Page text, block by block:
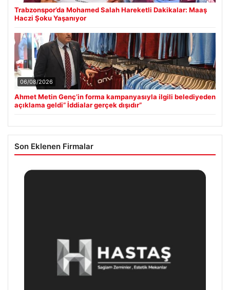
Trabzonspor’da Mohamed Salah Hareketli Dakikalar: Maaş
Haczi Şoku Yaşanıyor
06/08/2026
Ahmet Metin Genç’in forma kampanyasıyla ilgili belediyeden
açıklama geldi” İddialar gerçek dışıdır”
Son Eklenen Firmalar